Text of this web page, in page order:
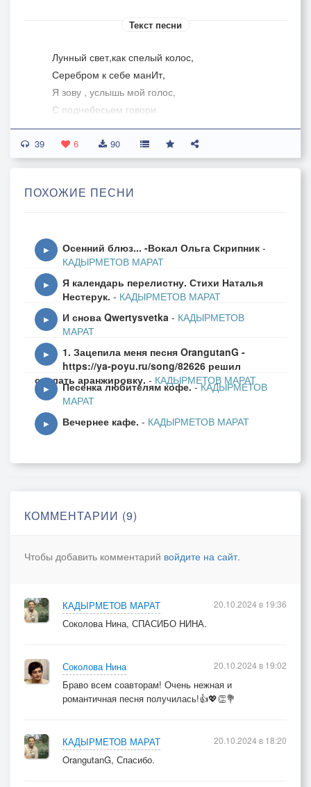
Текст песни
Лунный свет,как спелый колос,
Серебром к себе манИт,
Я зову , услышь мой голос,
С поднебесьем говори.
Месяц опустился низко,
Пригласив на огонек,
Разожжем наш камелек.
Загляни, как в океан,
И увидишь неизбежно-
Я Ассоль,ты мой роман.
Белый блюз, любви сюита,
Разольются в небесах,
Ширь вокруг, и я открыта,
Для полета в облаках.
39 6 90
ПОХОЖИЕ ПЕСНИ
▶ Осенний блюз... -Вокал Ольга Скрипник -
КАДЫРМЕТОВ МАРАТ
▶
Я календарь перелистну. Стихи Наталья
Нестерук. - КАДЫРМЕТОВ МАРАТ
▶ И снова Qwertysvetka - КАДЫРМЕТОВ
МАРАТ
▶
1. Зацепила меня песня OrangutanG -
https://ya-poyu.ru/song/82626 решил
сделать аранжировку. - КАДЫРМЕТОВ МАРАТ
▶ Песенка любителям кофе.-КАДЫРМЕТОВ
МАРАТ
▶ Вечернее кафе. - КАДЫРМЕТОВ МАРАТ
КОММЕНТАРИИ (9)
Чтобы добавить комментарий войдите на сайт.
КАДЫРМЕТОВ МАРАТ
Соколова Нина, СПАСИБО НИНА.
20.10.2024 в 19:36
Соколова Нина
Браво всем соавторам! Очень нежная и
романтичная песня получилась!👍💖👏💐
20.10.2024 в 19:02
КАДЫРМЕТОВ МАРАТ
OrangutanG, Спасибо.
20.10.2024 в 18:20